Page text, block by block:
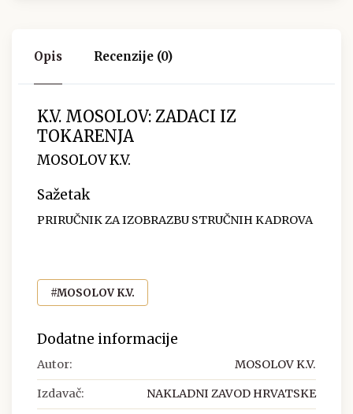
Opis Recenzije (0)
K.V. MOSOLOV: ZADACI IZ
TOKARENJA
MOSOLOV K.V.
Sažetak
PRIRUČNIK ZA IZOBRAZBU STRUČNIH KADROVA
#MOSOLOV K.V.
Dodatne informacije
Autor: MOSOLOV K.V.
Izdavač: NAKLADNI ZAVOD HRVATSKE